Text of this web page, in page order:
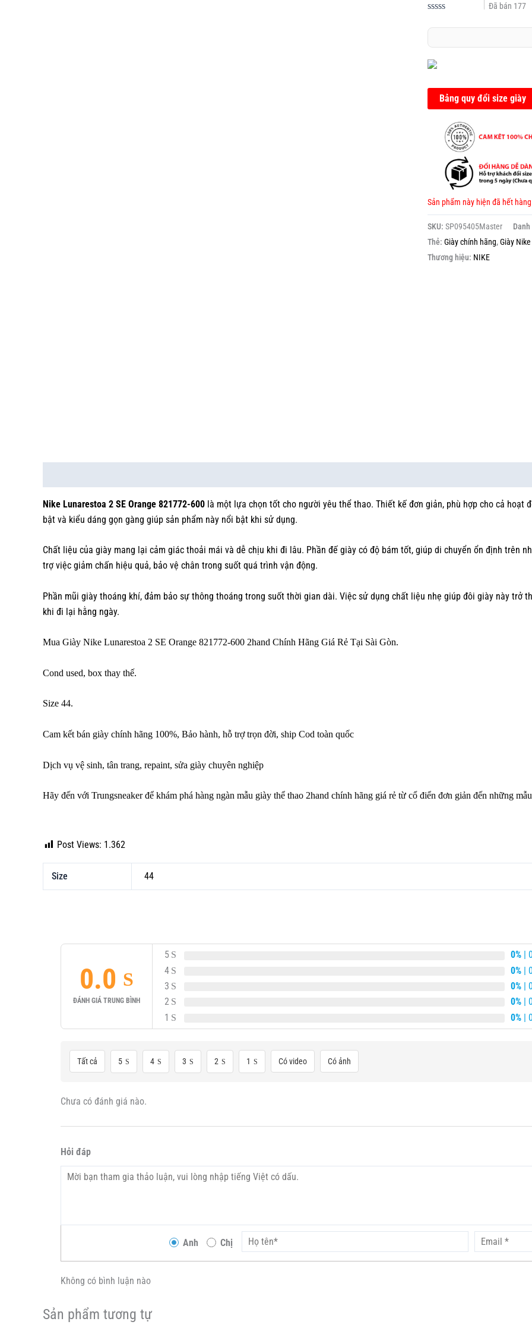
xếp
0.0
5
sao
Đã bán 177
Bảng quy đổi size giày
Sản phẩm này hiện đã hết
SKU: SP095405Master
Thẻ: Giày chính hãng,Giày
Thương hiệu: NIKE
Nike Lunarestoa 2 SE Orange 821772-600 là một lựa chọn tốt cho người yêu thể thao. Thiết kế đơn giản, phù hợp cho cả hoạt
bật và kiểu dáng gọn gàng giúp sản phẩm này nổi bật khi sử dụng.
Chất liệu của giày mang lại cảm giác thoải mái và dễ chịu khi đi lâu. Phần đế giày có độ bám tốt, giúp di chuyển ổn định trên
trợ việc giảm chấn hiệu quả, bảo vệ chân trong suốt quá trình vận động.
Phần mũi giày thoáng khí, đảm bảo sự thông thoáng trong suốt thời gian dài. Việc sử dụng chất liệu nhẹ giúp đôi giày này trở
khi đi lại hằng ngày.
Mua Giày Nike Lunarestoa 2 SE Orange 821772-600 2hand Chính Hãng Giá Rẻ Tại Sài Gòn.
Cond used, box thay thế.
Size 44.
Cam kết bán giày chính hãng 100%, Bảo hành, hỗ trợ trọn đời, ship Cod toàn quốc
Dịch vụ vệ sinh, tân trang, repaint, sửa giày chuyên nghiệp
Hãy đến với Trungsneaker để khám phá hàng ngàn mẫu giày thể thao 2hand chính hãng giá rẻ từ cổ điển đơn giản đến những
Post Views: 1.362
Size 44
0.0
ĐÁNH GIÁ TRUNG BÌNH
5 0% |
4
0% |
3
0% |
2
0% |
1
0% |
Tất cả 5 4 3 2 1 Có video Có ảnh
Chưa có đánh giá nào.
Hỏi đáp
Anh Chị
Không có bình luận nào
Sản phẩm tương tự